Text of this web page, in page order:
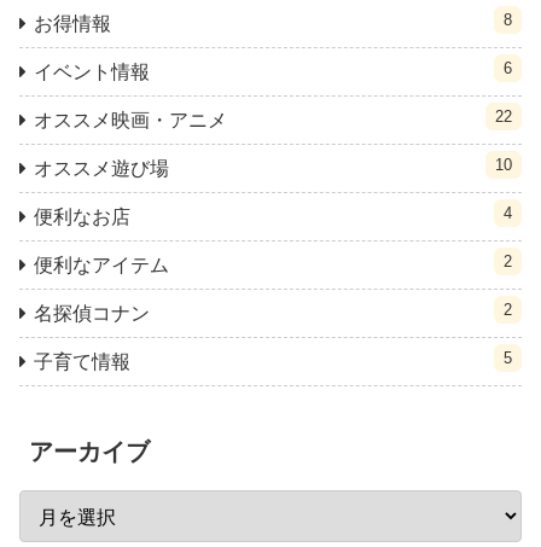
お得情報 8
イベント情報 6
オススメ映画・アニメ 22
オススメ遊び場 10
便利なお店 4
便利なアイテム 2
名探偵コナン 2
子育て情報 5
アーカイブ